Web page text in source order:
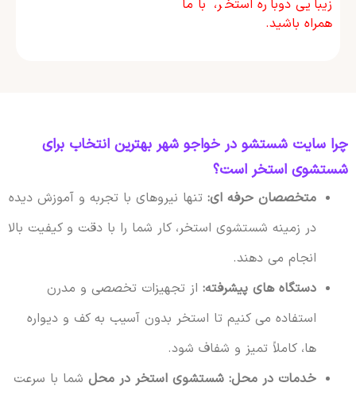
زیبایی دوباره استخر، با ما
همراه باشید.
چرا سایت شستشو در خواجو شهر بهترین انتخاب برای
شستشوی استخر است؟
متخصصان حرفه ای:تنها نیروهای با تجربه و آموزش دیده
در زمینه شستشوی استخر، کار شما را با دقت و کیفیت بالا
انجام می دهند.
دستگاه های پیشرفته:از تجهیزات تخصصی و مدرن
استفاده می کنیم تا استخر بدون آسیب به کف و دیواره
ها، کاملاً تمیز و شفاف شود.
خدمات در محل: شستشوی استخر در محلشما با سرعت